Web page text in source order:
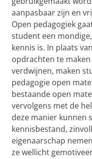
aanpasbaar zijn en
Open pedagogiek
student een
kennis is. In plaats
opdrachten te
verdwijnen, maken
pedagogie open
bestaande open
vervolgens met de
deze manier kunnen
kennisbestand,
eigenaarschap
ze wellicht